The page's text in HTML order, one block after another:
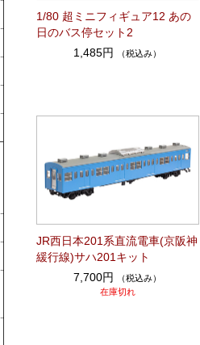
1/80 超ミニフィギュア12 あの
日のバス停セット2
1,485円
（税込み）
JR西日本201系直流電車(京阪神
緩行線)サハ201キット
7,700円
（税込み）
在庫切れ